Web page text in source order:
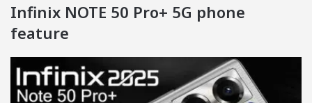
Infinix NOTE 50 Pro+ 5G phone
feature